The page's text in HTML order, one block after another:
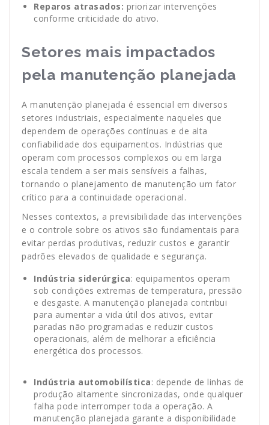
Reparos atrasados: priorizar intervenções
conforme criticidade do ativo.
Setores mais impactados
pela manutenção planejada
A manutenção planejada é essencial em diversos
setores industriais, especialmente naqueles que
dependem de operações contínuas e de alta
confiabilidade dos equipamentos. Indústrias que
operam com processos complexos ou em larga
escala tendem a ser mais sensíveis a falhas,
tornando o planejamento de manutenção um fator
crítico para a continuidade operacional.
Nesses contextos, a previsibilidade das intervenções
e o controle sobre os ativos são fundamentais para
evitar perdas produtivas, reduzir custos e garantir
padrões elevados de qualidade e segurança.
Indústria siderúrgica: equipamentos operam
sob condições extremas de temperatura, pressão
e desgaste. A manutenção planejada contribui
para aumentar a vida útil dos ativos, evitar
paradas não programadas e reduzir custos
operacionais, além de melhorar a eficiência
energética dos processos.
Indústria automobilística: depende de linhas de
produção altamente sincronizadas, onde qualquer
falha pode interromper toda a operação. A
manutenção planejada garante a disponibilidade